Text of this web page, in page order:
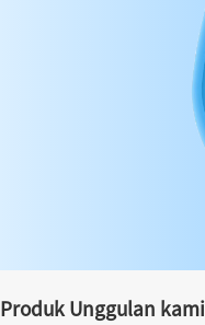
Produk Unggulan kami